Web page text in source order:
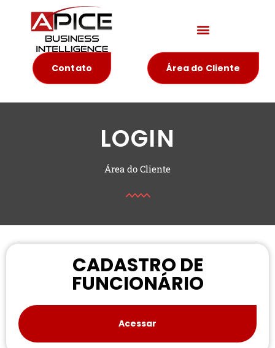
Contato Área do Cliente
LOGIN
Área do Cliente
CADASTRO DE
FUNCIONÁRIO
Acessar